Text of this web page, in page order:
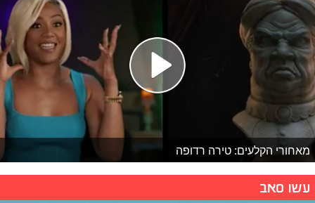
מאחורי הקלעים: טירה רדופה
עשו סאב